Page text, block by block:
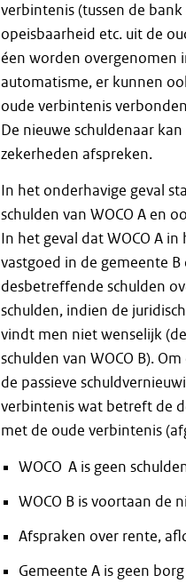
verbintenis (tussen de
opeisbaarheid etc. uit de
éen worden overgenomen
automatisme, er kunnen
oude verbintenis
De nieuwe schuldenaar
zekerheden afspreken.
In het onderhavige geval
schulden van WOCO A en
In het geval dat WOCO A
vastgoed in de gemeente
desbetreffende schulden
schulden, indien de
vindt men niet wenselijk
schulden van WOCO B).
de passieve
verbintenis wat betreft de
met de oude verbintenis
WOCO A is geen
WOCO B is voortaan de
Afspraken over rente,
Gemeente A is geen